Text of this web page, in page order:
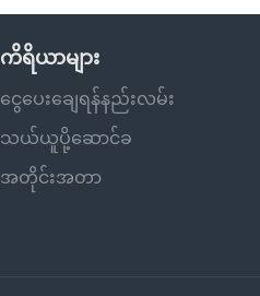
ကိရိယာများ
ငွေပေးချေရန်နည်းလမ်း
သယ်ယူပို့ဆောင်ခ
အတိုင်းအတာ